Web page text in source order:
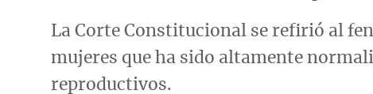
La Corte Constitucional se refirió al
mujeres que ha sido altamente
reproductivos.